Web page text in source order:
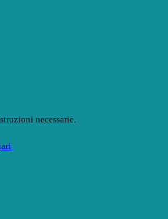
necessarie.